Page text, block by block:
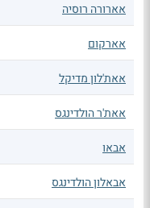
אארורה רוסיה
אארקום
אאת'לון מדיקל
אאת'ר הולדינגס
אבאו
אבאלון הולדינגס